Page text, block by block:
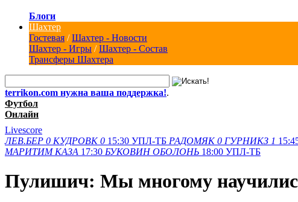
Блоги
Шахтер
Гостевая /Шахтер - Новости
Шахтер - Игры /Шахтер - Состав
Трансферы Шахтера
terrikon.com нужна ваша поддержка!.
Футбол
Онлайн
Livescore
ЛЕВ.БЕР 0 КУДРОВК 0 15:30 УПЛ-ТБ РАДОМЯК 0 ГУРНИКЗ 1
МАРИТИМ КАЗА 17:30 БУКОВИН ОБОЛОНЬ 18:00 УПЛ-ТБ
Пулишич: Мы многому